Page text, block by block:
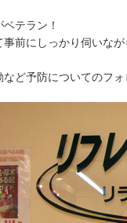
テラン！
前にしっかり伺いな
など予防についてのフ